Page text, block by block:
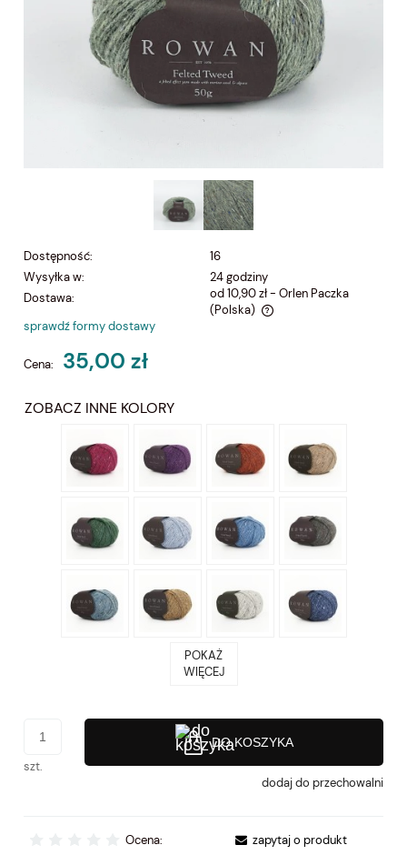
Dostępność:
16
Wysyłka w:
24 godziny
Dostawa:
od 10,90 zł - Orlen Paczka
(Polska)
Cena nie zawiera ewentualnych kosztów płatności
sprawdź formy dostawy
Cena: 35,00 zł
ZOBACZ INNE KOLORY
POKAŻ
WIĘCEJ
szt.
DO KOSZYKA
dodaj do przechowalni
Ocena:
zapytaj o produkt